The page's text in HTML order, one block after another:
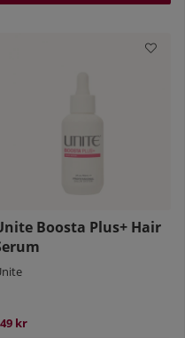
Boosta Plus+ Hair
kr